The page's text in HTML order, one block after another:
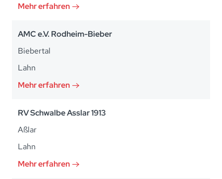
Mehr erfahren
AMC e.V. Rodheim-Bieber
Biebertal
Lahn
Mehr erfahren
RV Schwalbe Asslar 1913
Aßlar
Lahn
Mehr erfahren